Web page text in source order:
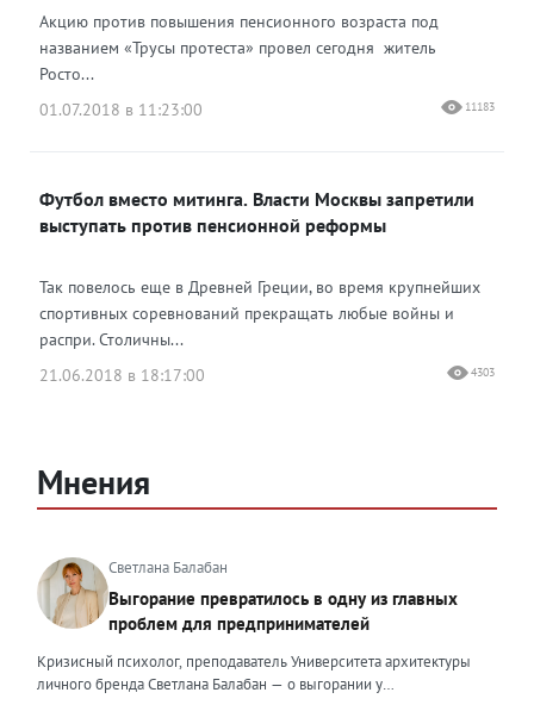
Акцию против повышения пенсионного возраста под
названием «Трусы протеста» провел сегодня житель
Росто...
01.07.2018 в 11:23:00
11183
Футбол вместо митинга. Власти Москвы запретили
выступать против пенсионной реформы
Так повелось еще в Древней Греции, во время крупнейших
спортивных соревнований прекращать любые войны и
распри. Столичны...
21.06.2018 в 18:17:00
4303
Мнения
Светлана Балабан
Выгорание превратилось в одну из главных
проблем для предпринимателей
Кризисный психолог, преподаватель Университета архитектуры
личного бренда Светлана Балабан — о выгорании у